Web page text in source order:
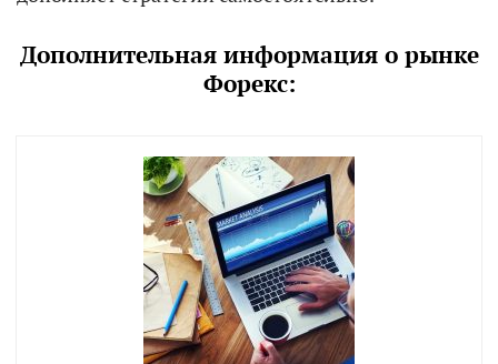
Дополнительная информация о рынке
Форекс: